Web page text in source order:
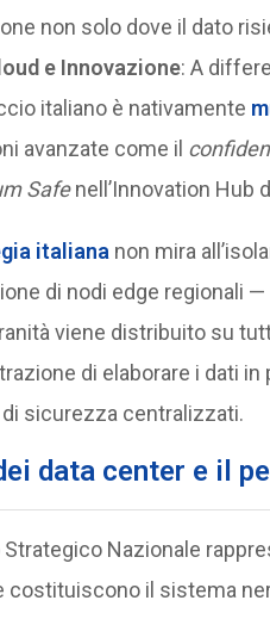
non solo dove il dato
e Innovazione: A
italiano è nativamente
avanzate come il
Safenell’Innovation Hub
italiana non mira
di nodi edge regionali
viene distribuito su
di elaborare i dati
sicurezza centralizzati.
data center e il
Strategico Nazionale
costituiscono il sistema